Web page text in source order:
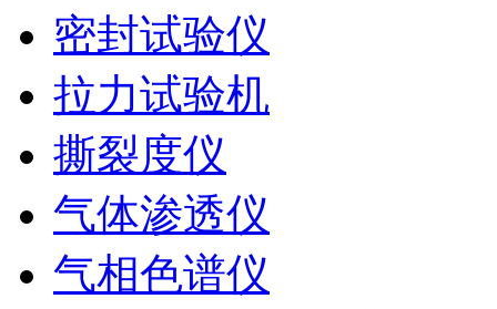
密封试验仪
拉力试验机
撕裂度仪
气体渗透仪
气相色谱仪